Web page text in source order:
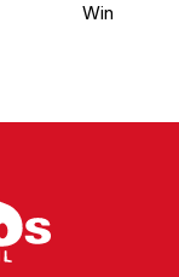
Win